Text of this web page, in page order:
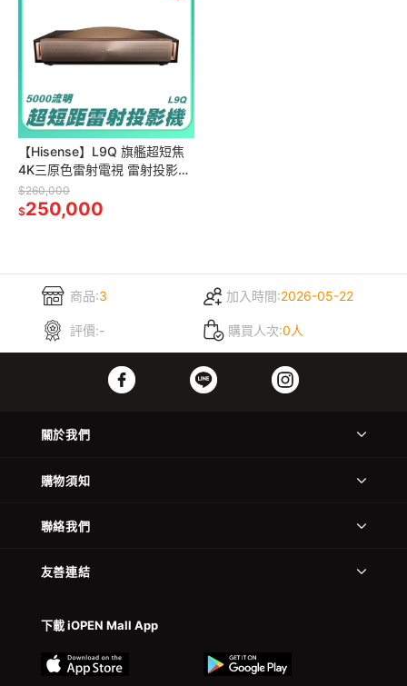
【Hisense】L9Q 旗艦超短焦
4K三原色雷射電視 雷射投影機
帝瓦雷6.2.2聲道 UHD 5000流
明
$260,000
$250,000
商品:3 加入時間:2026-05-22
評價:- 購買人次:0人
關於我們
購物須知
聯絡我們
友善連結
下載 iOPEN Mall App